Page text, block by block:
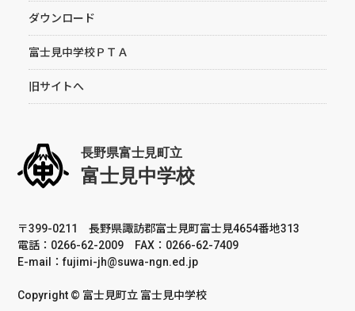
〒399-0211 長野県諏訪郡富士見町富士見4654番地313
電話：0266-62-2009 FAX：0266-62-7409
E-mail：fujimi-jh@suwa-ngn.ed.jp
Copyright © 富士見町立 富士見中学校
ダウンロード
富士見中学校ＰＴＡ
旧サイトへ